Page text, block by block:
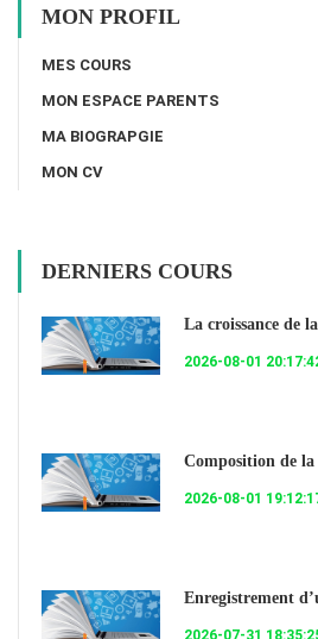
MON PROFIL
MES COURS
MON ESPACE PARENTS
MA BIOGRAPGIE
MON CV
DERNIERS COURS
La croissance de
2026-08-01
Composition de
2026-08-01
Enregistrement